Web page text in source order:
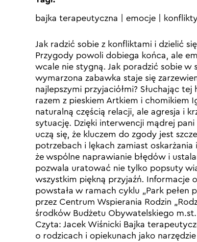
bajka terapeutyczna emocje
Jak radzić sobie z konfliktami i dzielić
Przygody powoli dobiega końca, ale
wcale nie stygną. Jak poradzić sobie w
wymarzona zabawka staje się
najlepszymi przyjaciółmi? Słuchając
razem z pieskiem Artkiem i chomikiem
naturalną częścią relacji, ale agresja i
sytuację. Dzięki interwencji mądrej pani
uczą się, że kluczem do zgody jest
potrzebach i lękach zamiast oskarżania
że wspólne naprawianie błędów i
pozwala uratować nie tylko popsuty
wszystkim piękną przyjaźń. Informacje
powstała w ramach cyklu „Park pełen
przez Centrum Wspierania Rodzin
środków Budżetu Obywatelskiego
Czyta: Jacek Wiśnicki Bajka
o rodzicach i opiekunach jako